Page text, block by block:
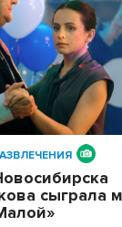
сыграла